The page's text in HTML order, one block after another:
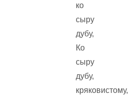
ко
сыру
дубу,
Ко
сыру
дубу,
кряковистому,